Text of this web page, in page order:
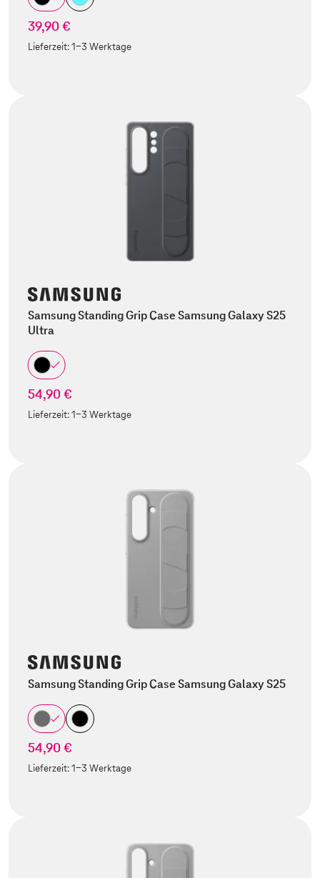
39,90 €
Lieferzeit:1-3 Werktage
Samsung Standing Grip Case Samsung Galaxy S25
Ultra
54,90 €
Lieferzeit:1-3 Werktage
Samsung Standing Grip Case Samsung Galaxy S25
54,90 €
Lieferzeit:1-3 Werktage